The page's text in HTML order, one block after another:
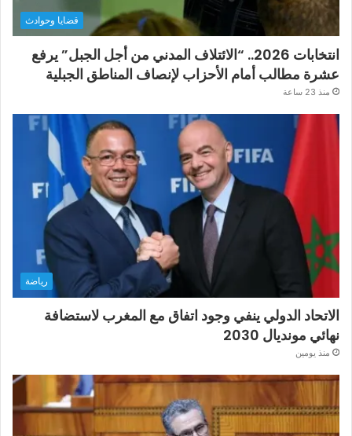
قضايا وحوادث
انتخابات 2026.. “الائتلاف المدني من أجل الجبل” يرفع
عشرة مطالب أمام الأحزاب لإنصاف المناطق الجبلية
منذ 23 ساعة
رياضة
الاتحاد الدولي ينفي وجود اتفاق مع المغرب لاستضافة
نهائي مونديال 2030
منذ يومين